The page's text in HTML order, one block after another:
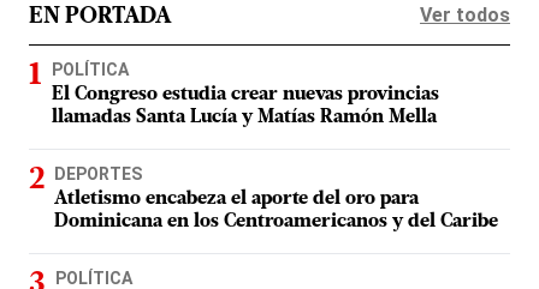
EN PORTADA Ver todos
POLÍTICA
El Congreso estudia crear nuevas provincias
llamadas Santa Lucía y Matías Ramón Mella
DEPORTES
Atletismo encabeza el aporte del oro para
Dominicana en los Centroamericanos y del Caribe
POLÍTICA